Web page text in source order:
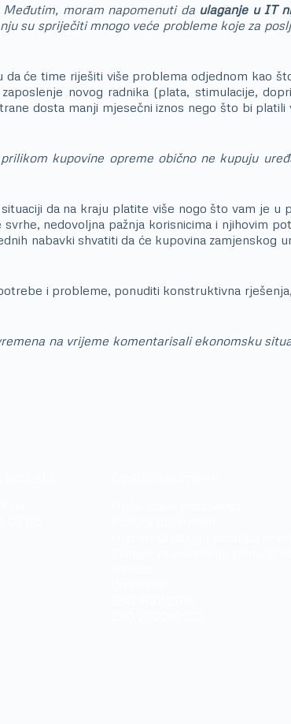
moram napomenuti da ulaganje u IT
su spriječiti mnogo veće probleme koje za
će time riješiti više problema odjednom kao
novog radnika (plata, stimulacije,
dosta manji mjesečni iznos nego što bi
kupovine opreme obično ne kupuju
da na kraju platite više nogo što vam je u
nedovoljna pažnja korisnicima i njihovim
nabavki shvatiti da će kupovina zamjenskog
i probleme, ponuditi konstruktivna
na vrijeme komentarisali ekonomsku